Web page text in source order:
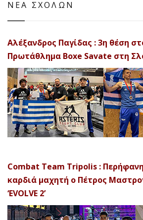
ΝΕΑ ΣΧΟΛΩΝ
Αλέξανδρος Παγίδας : 3η θέση
Πρωτάθλημα Boxe Savate στη
Combat Team Tripolis :
καρδιά μαχητή ο Πέτρος
‘EVOLVE 2’